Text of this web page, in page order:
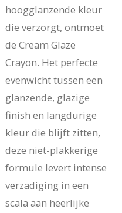
hoogglanzende kleur
die verzorgt, ontmoet
de Cream Glaze
Crayon. Het perfecte
evenwicht tussen een
glanzende, glazige
finish en langdurige
kleur die blijft zitten,
deze niet-plakkerige
formule levert intense
verzadiging in een
scala aan heerlijke